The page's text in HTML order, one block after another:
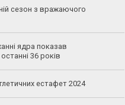
сезон з вражаючого
ядра показав
36 років
естафет 2024